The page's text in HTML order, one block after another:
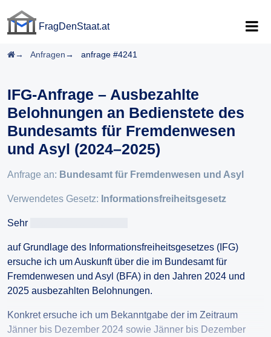
FragDenStaat.at
Startseite
Anfragen anfrage #4241
IFG-Anfrage – Ausbezahlte
Belohnungen an Bedienstete des
Bundesamts für Fremdenwesen
und Asyl (2024–2025)
Anfrage an: Bundesamt für Fremdenwesen und Asyl
Verwendetes Gesetz: Informationsfreiheitsgesetz
Sehr
auf Grundlage des Informationsfreiheitsgesetzes (IFG)
ersuche ich um Auskunft über die im Bundesamt für
Fremdenwesen und Asyl (BFA) in den Jahren 2024 und
2025 ausbezahlten Belohnungen.
Konkret ersuche ich um Bekanntgabe der im Zeitraum
Jänner bis Dezember 2024 sowie Jänner bis Dezember